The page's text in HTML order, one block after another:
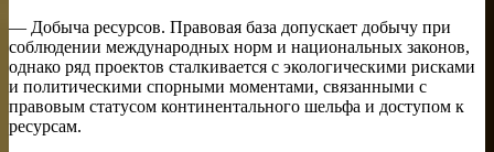
— Добыча ресурсов. Правовая база допускает добычу при
соблюдении международных норм и национальных законов,
однако ряд проектов сталкивается с экологическими рисками
и политическими спорными моментами, связанными с
правовым статусом континентального шельфа и доступом к
ресурсам.